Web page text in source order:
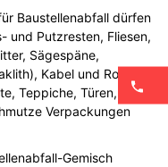
Baustellenabfall dürfen
und Putzresten, Fliesen,
Sägespäne,
Kabel und Rohre,
Teppiche, Türen,
Verpackungen
Gemisch